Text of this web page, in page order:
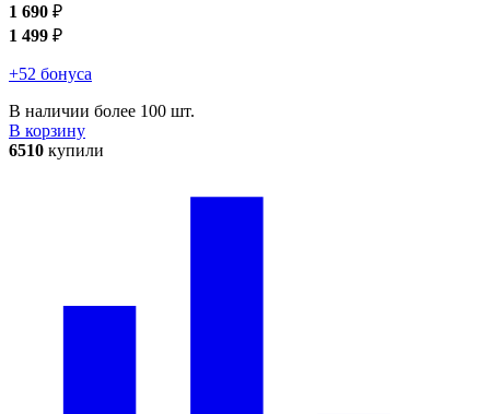
1 690 ₽
1 499 ₽
+52 бонуса
В наличии более 100 шт.
В корзину
6510 купили